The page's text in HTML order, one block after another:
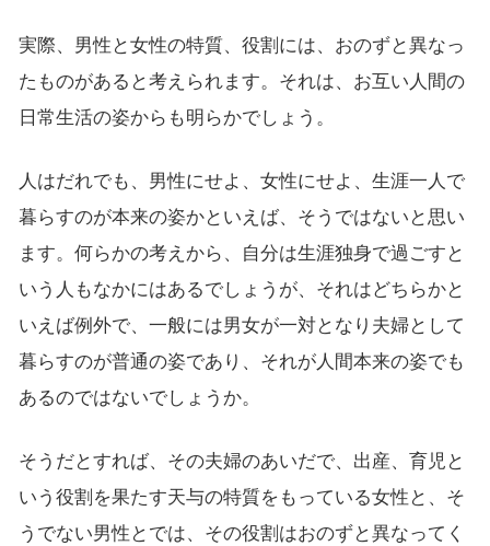
実際、男性と女性の特質、役割には、おのずと異なっ
たものがあると考えられます。それは、お互い人間の
日常生活の姿からも明らかでしょう。
人はだれでも、男性にせよ、女性にせよ、生涯一人で
暮らすのが本来の姿かといえば、そうではないと思い
ます。何らかの考えから、自分は生涯独身で過ごすと
いう人もなかにはあるでしょうが、それはどちらかと
いえば例外で、一般には男女が一対となり夫婦として
暮らすのが普通の姿であり、それが人間本来の姿でも
あるのではないでしょうか。
そうだとすれば、その夫婦のあいだで、出産、育児と
いう役割を果たす天与の特質をもっている女性と、そ
うでない男性とでは、その役割はおのずと異なってく